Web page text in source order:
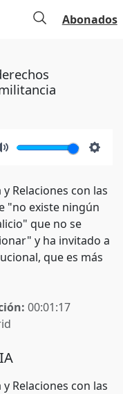
Abonados
Relaciones con las
"no existe ningún
que no se
y ha invitado a
que es más
00:01:17
Relaciones con las